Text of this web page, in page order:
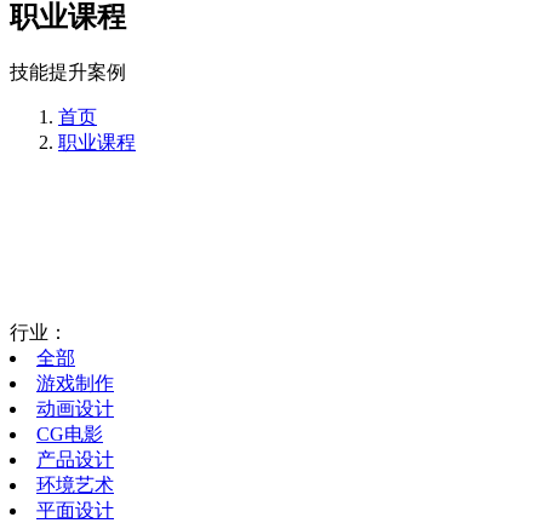
职业课程
技能提升案例
首页
职业课程
行业：
全部
游戏制作
动画设计
CG电影
产品设计
环境艺术
平面设计